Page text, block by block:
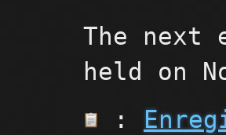
The next
held on
: